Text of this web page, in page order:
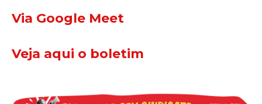
Via Google Meet
Veja aqui o boletim